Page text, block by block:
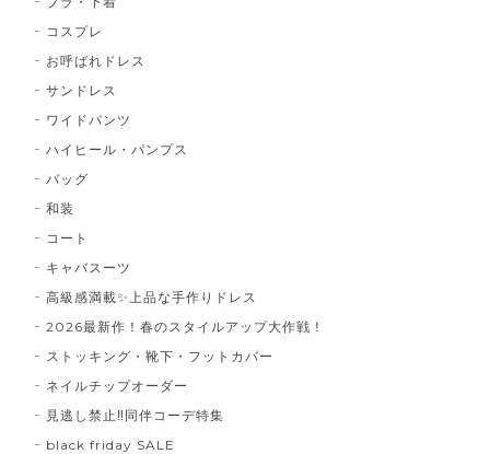
コスプレ
お呼ばれドレス
サンドレス
ワイドパンツ
ハイヒール・パンプス
バッグ
和装
コート
キャバスーツ
高級感満載✨上品な手作りドレス
2026最新作！春のスタイルアップ大作戦！
ストッキング・靴下・フットカバー
ネイルチップオーダー
見逃し禁止‼同伴コーデ特集
black friday SALE